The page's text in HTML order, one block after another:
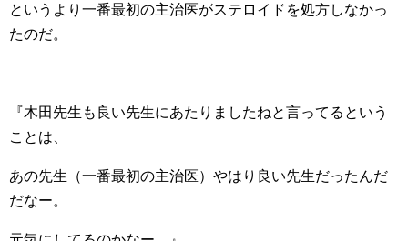
というより一番最初の主治医がステロイドを処方しなかっ
たのだ。
『木田先生も良い先生にあたりましたねと言ってるという
ことは、
あの先生（一番最初の主治医）やはり良い先生だったんだ
だなー。